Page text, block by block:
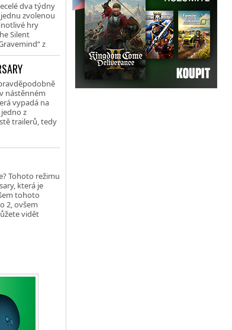
dva týdny
zvolenou
hry
Silent
z
nástěnném
vypadá na
z
trailerů, tedy
Tohoto režimu
která je
tohoto
2, ovšem
vidět